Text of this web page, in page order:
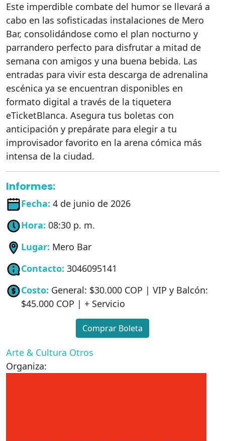
Este imperdible combate del humor se llevará a
cabo en las sofisticadas instalaciones de Mero
Bar, consolidándose como el plan nocturno y
parrandero perfecto para disfrutar a mitad de
semana con amigos y una buena bebida. Las
entradas para vivir esta descarga de adrenalina
escénica ya se encuentran disponibles en
formato digital a través de la tiquetera
eTicketBlanca. Asegura tus boletas con
anticipación y prepárate para elegir a tu
improvisador favorito en la arena cómica más
intensa de la ciudad.
Informes:
Fecha: 4 de junio de 2026
Hora: 08:30 p. m.
Lugar: Mero Bar
Contacto: 3046095141
Costo: General: $30.000 COP | VIP y Balcón:
$45.000 COP | + Servicio
Comprar Boleta
Arte & Cultura Otros
Organiza: